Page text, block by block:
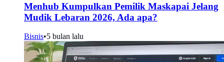
Menhub Kumpulkan Pemilik Maskapai Jelang
Mudik Lebaran 2026, Ada apa?
Bisnis•5 bulan lalu